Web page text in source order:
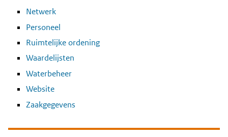
Netwerk
Personeel
Ruimtelijke ordening
Waardelijsten
Waterbeheer
Website
Zaakgegevens